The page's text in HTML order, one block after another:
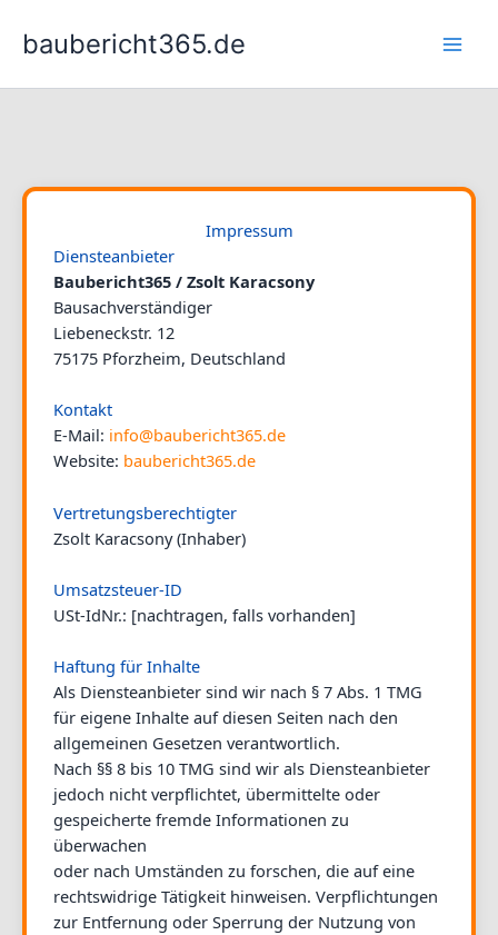
Inhaltbaubericht365.de
Impressum
Diensteanbieter
Baubericht365 / Zsolt Karacsony
Bausachverständiger
Liebeneckstr. 12
75175 Pforzheim, Deutschland
Kontakt
E-Mail: info@baubericht365.de
Website: baubericht365.de
Vertretungsberechtigter
Zsolt Karacsony (Inhaber)
Umsatzsteuer-ID
USt-IdNr.: [nachtragen, falls vorhanden]
Haftung für Inhalte
Als Diensteanbieter sind wir nach § 7 Abs. 1 TMG
für eigene Inhalte auf diesen Seiten nach den
allgemeinen Gesetzen verantwortlich.
Nach §§ 8 bis 10 TMG sind wir als Diensteanbieter
jedoch nicht verpflichtet, übermittelte oder
gespeicherte fremde Informationen zu
überwachen
oder nach Umständen zu forschen, die auf eine
rechtswidrige Tätigkeit hinweisen. Verpflichtungen
zur Entfernung oder Sperrung der Nutzung von